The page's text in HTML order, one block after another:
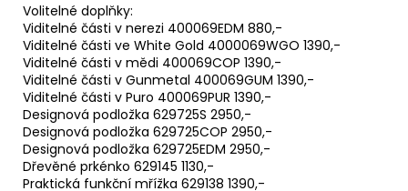
Volitelné doplňky:
Viditelné části v nerezi 400069EDM 880,-
Viditelné části ve White Gold 4000069WGO 1390,-
Viditelné části v mědi 400069COP 1390,-
Viditelné části v Gunmetal 400069GUM 1390,-
Viditelné části v Puro 400069PUR 1390,-
Designová podložka 629725S 2950,-
Designová podložka 629725COP 2950,-
Designová podložka 629725EDM 2950,-
Dřevěné prkénko 629145 1130,-
Praktická funkční mřížka 629138 1390,-